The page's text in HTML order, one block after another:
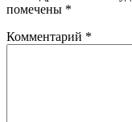
помечены *
Комментарий *